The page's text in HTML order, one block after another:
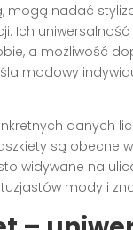
mogą nadać
Ich
a możliwość
modowy
danych
są obecne
widywane na
mody i